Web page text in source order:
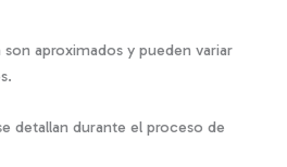
aproximados y pueden variar
detallan durante el proceso de